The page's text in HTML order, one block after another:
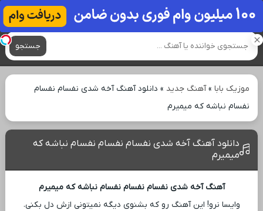
آهنگ های جدید
جستجو
موزیک بابا»آهنگ جدید » دانلود آهنگ آخه شدی نفسام نفسام
نفسام نباشه که میمیرم
دانلود آهنگ آخه شدی نفسام نفسام نفسام نباشه که
میمیرم
آهنگ آخه شدی نفسام نفسام نفسام نباشه که میمیرم
وایسا نرو! این آهنگ رو که بشنوی دیگه نمیتونی ازش دل بکنی.